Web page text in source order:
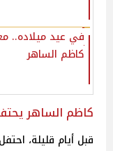
في عيد ميلاده..
كاظم الساهر
كاظم الساهر